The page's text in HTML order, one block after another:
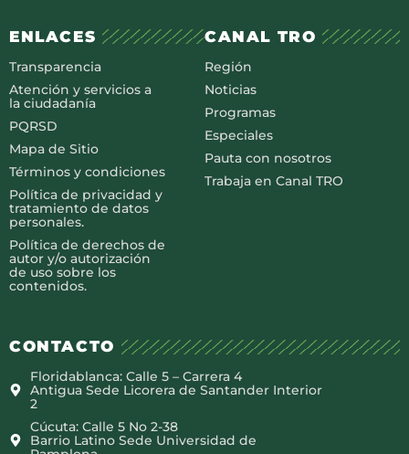
ENLACES
Transparencia
Atención y servicios a
la ciudadanía
PQRSD
Mapa de Sitio
Términos y condiciones
Política de privacidad y
tratamiento de datos
personales.
Política de derechos de
autor y/o autorización
de uso sobre los
contenidos.
CANAL TRO
Región
Noticias
Programas
Especiales
Pauta con nosotros
Trabaja en Canal TRO
CONTACTO
Floridablanca: Calle 5 – Carrera 4
Antigua Sede Licorera de Santander Interior
2
Cúcuta: Calle 5 No 2-38
Barrio Latino Sede Universidad de